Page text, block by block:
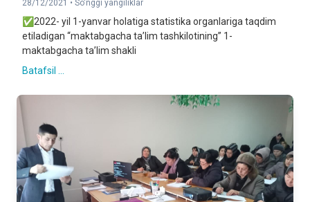
28/12/2021 • So'nggi yangiliklar
✅2022- yil 1-yanvar holatiga statistika organlariga taqdim
etiladigan “maktabgacha ta’lim tashkilotining” 1-
maktabgacha ta’lim shakli
Batafsil ...